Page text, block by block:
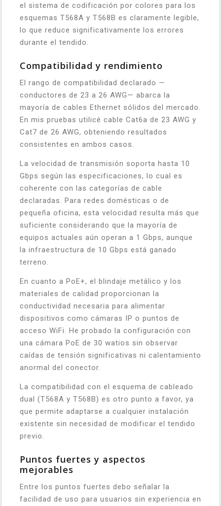
el sistema de codificación por colores para los
esquemas T568A y T568B es claramente legible,
lo que reduce significativamente los errores
durante el tendido.
Compatibilidad y rendimiento
El rango de compatibilidad declarado —
conductores de 23 a 26 AWG— abarca la
mayoría de cables Ethernet sólidos del mercado.
En mis pruebas utilicé cable Cat6a de 23 AWG y
Cat7 de 26 AWG, obteniendo resultados
consistentes en ambos casos.
La velocidad de transmisión soporta hasta 10
Gbps según las especificaciones, lo cual es
coherente con las categorías de cable
declaradas. Para redes domésticas o de
pequeña oficina, esta velocidad resulta más que
suficiente considerando que la mayoría de
equipos actuales aún operan a 1 Gbps, aunque
la infraestructura de 10 Gbps está ganado
terreno.
En cuanto a PoE+, el blindaje metálico y los
materiales de calidad proporcionan la
conductividad necesaria para alimentar
dispositivos como cámaras IP o puntos de
acceso WiFi. He probado la configuración con
una cámara PoE de 30 watios sin observar
caídas de tensión significativas ni calentamiento
anormal del conector.
La compatibilidad con el esquema de cableado
dual (T568A y T568B) es otro punto a favor, ya
que permite adaptarse a cualquier instalación
existente sin necesidad de modificar el tendido
previo.
Puntos fuertes y aspectos
mejorables
Entre los puntos fuertes debo señalar la
facilidad de uso para usuarios sin experiencia en